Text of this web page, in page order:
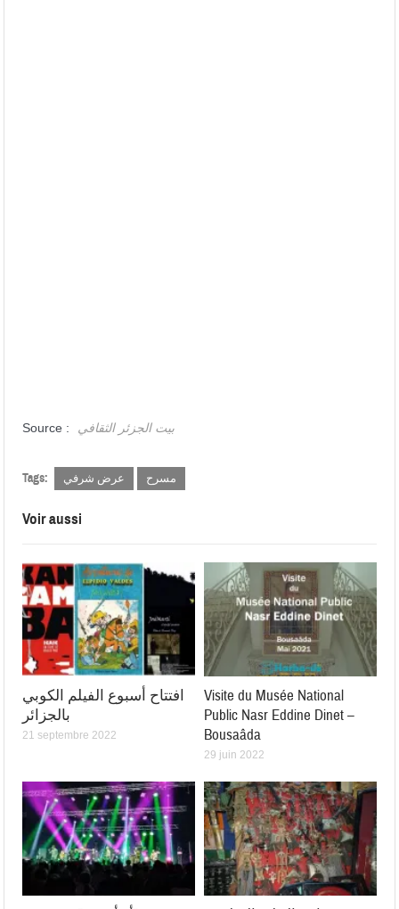
Source : بيت الجزئر الثقافي
Tags: عرض شرفي مسرح
Voir aussi
افتتاح أسبوع الفيلم الكوبي
بالجزائر
21 septembre 2022
Visite du Musée National
Public Nasr Eddine Dinet –
Bousaâda
29 juin 2022